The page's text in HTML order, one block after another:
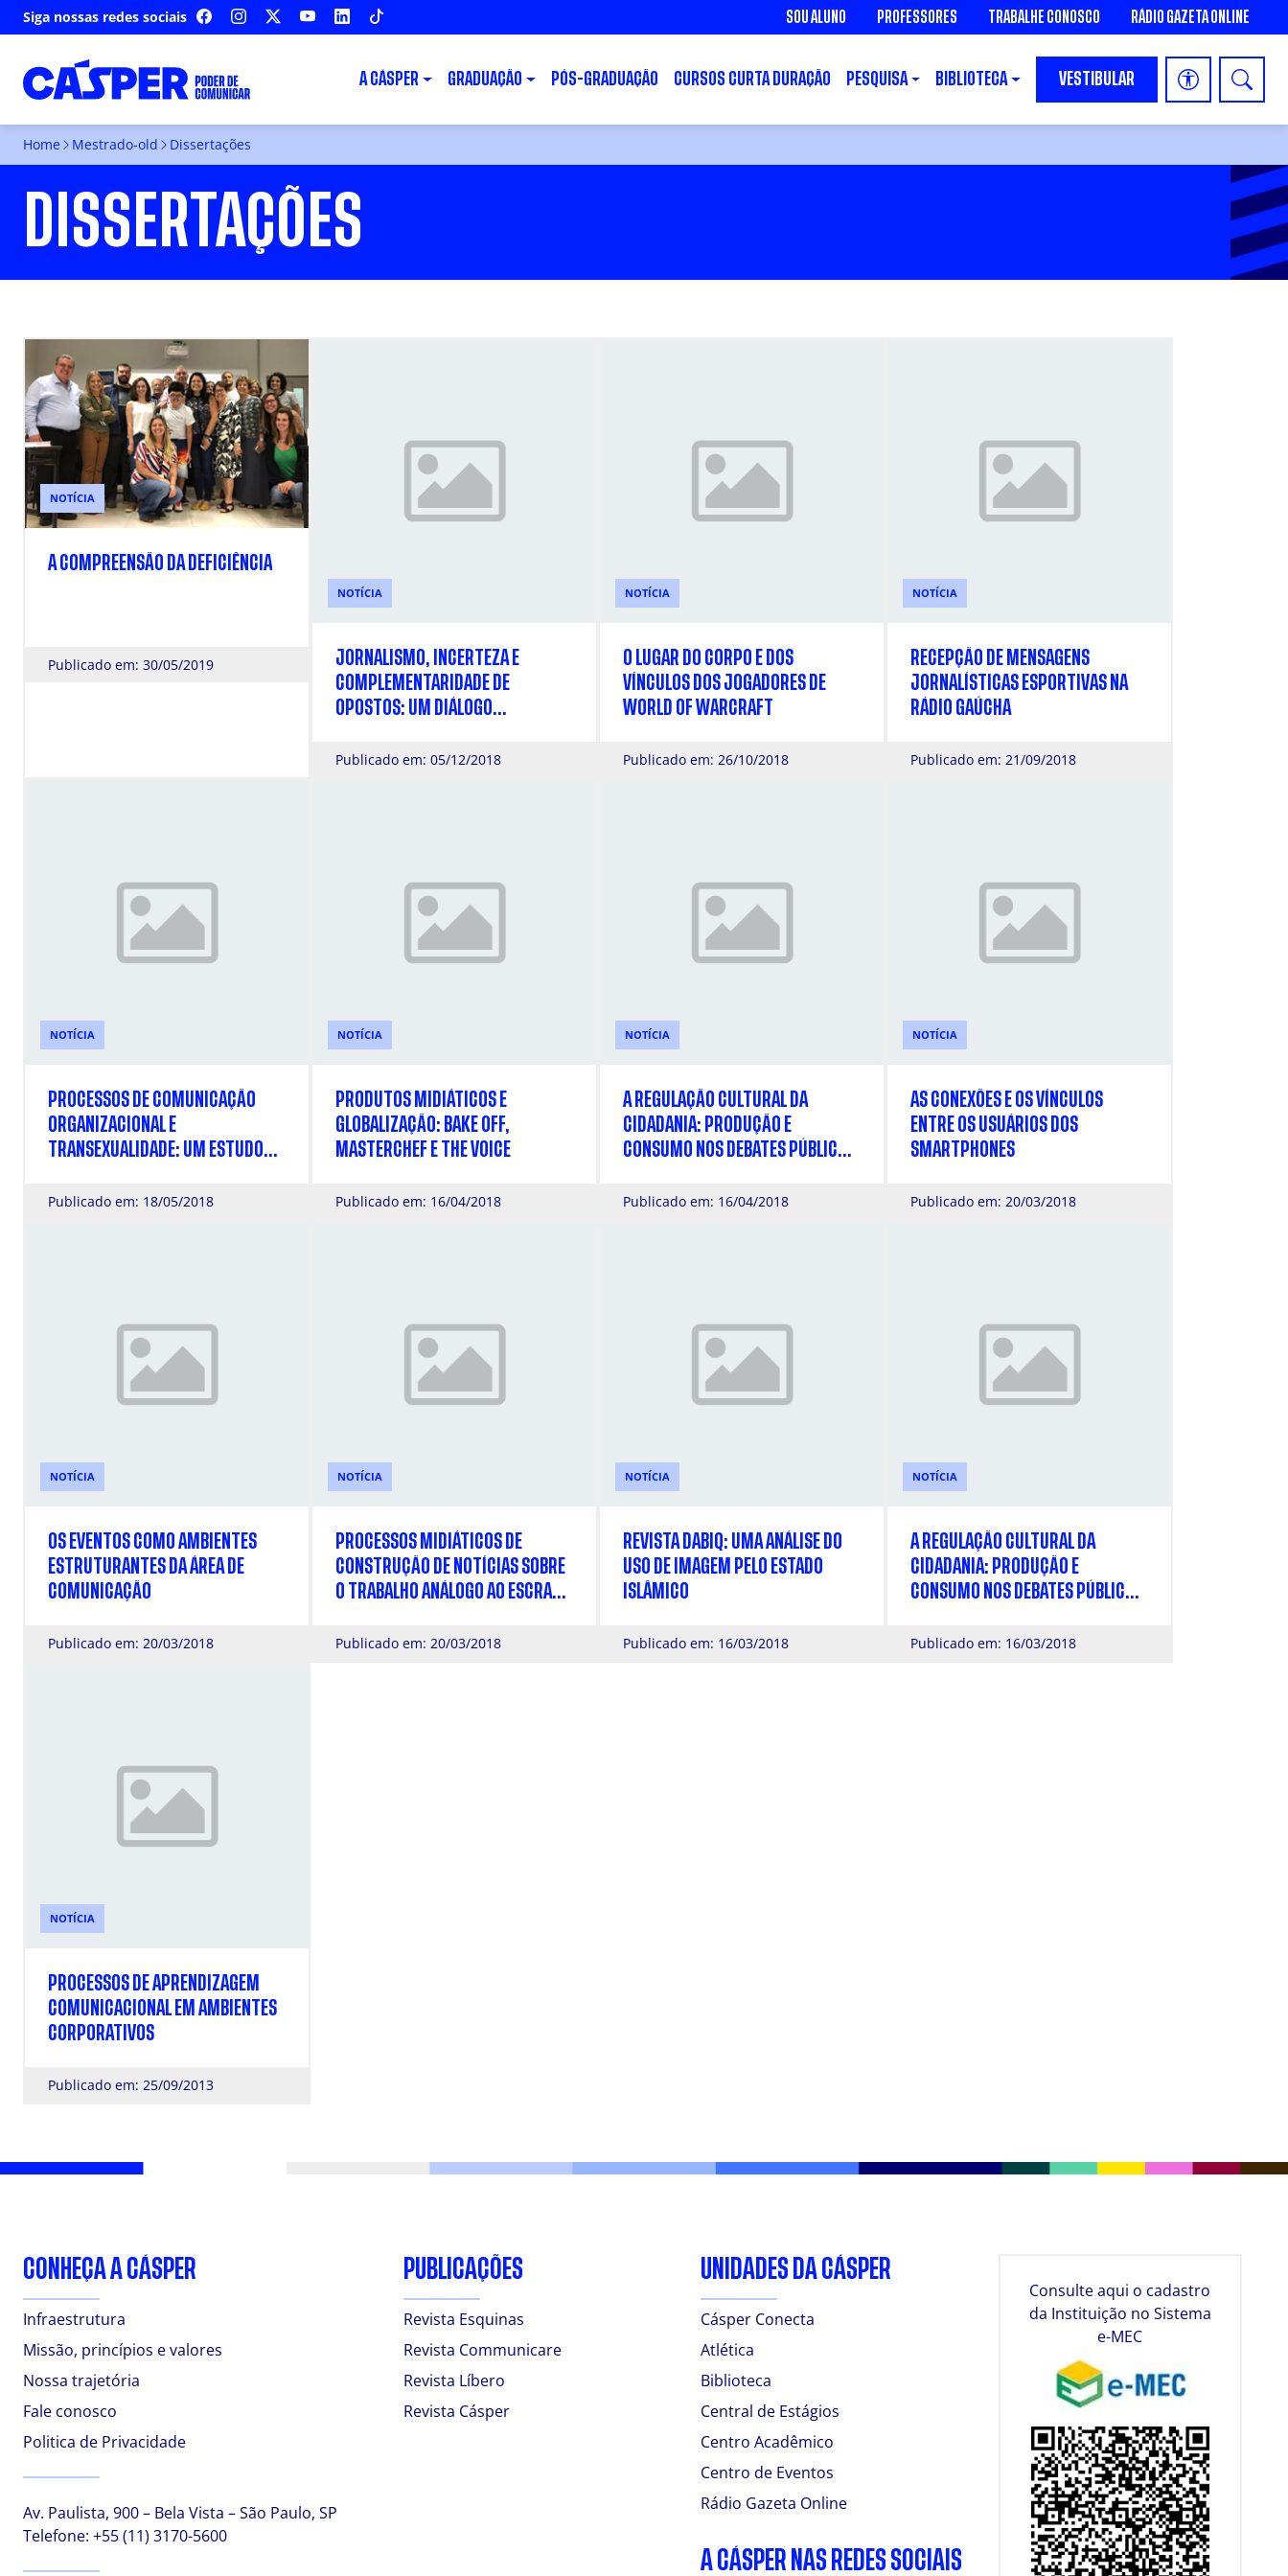
Siga nossas redes sociais FACEBOOKINSTAGRAM YOUTUBELINKEDIN SOU ALUNO PROFESSORES TRABALHE CONOSCO RÁDIO GAZETA ONLINE
A CÁSPER GRADUAÇÃO PÓS-GRADUAÇÃO CURSOS CURTA DURAÇÃO PESQUISA BIBLIOTECA VESTIBULAR
Home Mestrado-old Dissertações
DISSERTAÇÕES
NOTÍCIA
A COMPREENSÃO DA DEFICIÊNCIA
Publicado em: 30/05/2019
NOTÍCIA
JORNALISMO, INCERTEZA E
COMPLEMENTARIDADE DE
OPOSTOS: UM DIÁLOGO
Publicado em: 05/12/2018
NOTÍCIA
O LUGAR DO CORPO E DOS
VÍNCULOS DOS JOGADORES DE
WORLD OF WARCRAFT
Publicado em: 26/10/2018
NOTÍCIA
RECEPÇÃO DE MENSAGENS
JORNALÍSTICAS ESPORTIVAS NA
RÁDIO GAÚCHA
Publicado em: 21/09/2018
NOTÍCIA
PROCESSOS DE COMUNICAÇÃO
ORGANIZACIONAL E
TRANSEXUALIDADE: UM ESTUDO
COMUNICAÇÃO NA INCLUSÃO DE
Publicado em: 18/05/2018
NOTÍCIA
PRODUTOS MIDIÁTICOS E
GLOBALIZAÇÃO: BAKE OFF,
MASTERCHEF E THE VOICE
Publicado em: 16/04/2018
NOTÍCIA
A REGULAÇÃO CULTURAL DA
CIDADANIA: PRODUÇÃO E
CONSUMO NOS DEBATES PÚBLICOS
Publicado em: 16/04/2018
NOTÍCIA
AS CONEXÕES E OS VÍNCULOS
ENTRE OS USUÁRIOS DOS
SMARTPHONES
Publicado em: 20/03/2018
NOTÍCIA
OS EVENTOS COMO AMBIENTES
ESTRUTURANTES DA ÁREA DE
COMUNICAÇÃO
Publicado em: 20/03/2018
NOTÍCIA
PROCESSOS MIDIÁTICOS DE
CONSTRUÇÃO DE NOTÍCIAS SOBRE
O TRABALHO ANÁLOGO AO ESCRAVO
Publicado em: 20/03/2018
NOTÍCIA
REVISTA DABIQ: UMA ANÁLISE DO
USO DE IMAGEM PELO ESTADO
ISLÂMICO
Publicado em: 16/03/2018
NOTÍCIA
A REGULAÇÃO CULTURAL DA
CIDADANIA: PRODUÇÃO E
CONSUMO NOS DEBATES PÚBLICOS
Publicado em: 16/03/2018
NOTÍCIA
PROCESSOS DE APRENDIZAGEM
COMUNICACIONAL EM AMBIENTES
CORPORATIVOS
Publicado em: 25/09/2013
CONHEÇA A CÁSPER
Infraestrutura
Missão, princípios e valores
Nossa trajetória
Fale conosco
Politica de Privacidade
Av. Paulista, 900 – Bela Vista – São Paulo, SP
Telefone: +55 (11) 3170-5600
PUBLICAÇÕES
Revista Esquinas
Revista Communicare
Revista Líbero
Revista Cásper
UNIDADES DA CÁSPER
Cásper Conecta
Atlética
Biblioteca
Central de Estágios
Centro Acadêmico
Centro de Eventos
Rádio Gazeta Online
A CÁSPER NAS REDES SOCIAIS
Consulte aqui o cadastro
da Instituição no Sistema
e-MEC